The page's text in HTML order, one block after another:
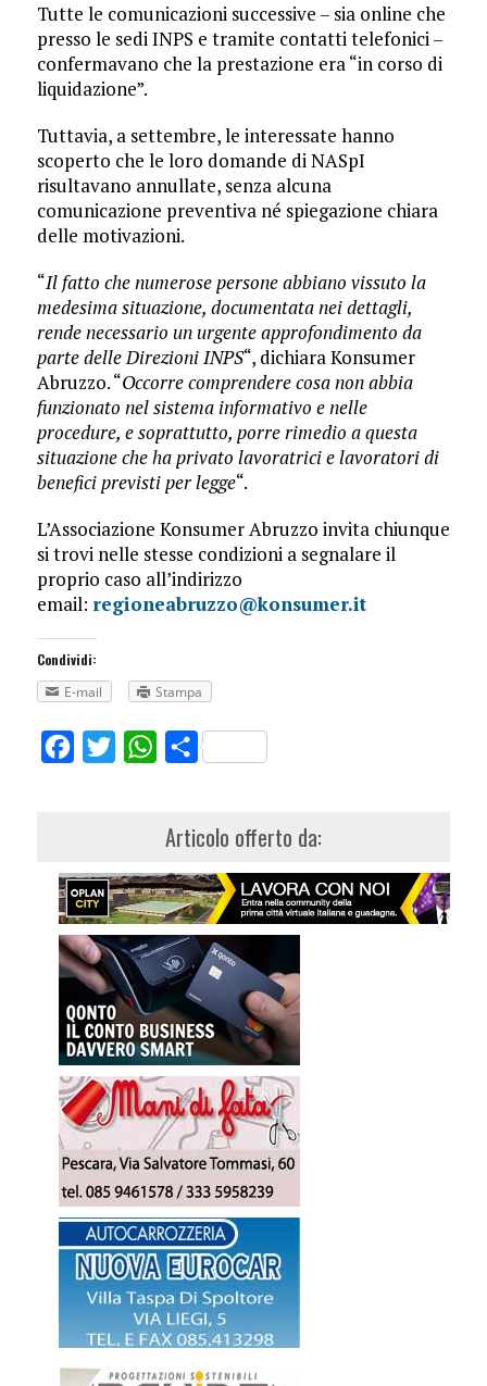
Tutte le comunicazioni successive – sia online che
presso le sedi INPS e tramite contatti telefonici –
confermavano che la prestazione era “in corso di
liquidazione”.
Tuttavia, a settembre, le interessate hanno
scoperto che le loro domande di NASpI
risultavano annullate, senza alcuna
comunicazione preventiva né spiegazione chiara
delle motivazioni.
“Il fatto che numerose persone abbiano vissuto la
medesima situazione, documentata nei dettagli,
rende necessario un urgente approfondimento da
parte delle Direzioni INPS“, dichiara Konsumer
Abruzzo. “Occorre comprendere cosa non abbia
funzionato nel sistema informativo e nelle
procedure, e soprattutto, porre rimedio a questa
situazione che ha privato lavoratrici e lavoratori di
benefici previsti per legge“.
L’Associazione Konsumer Abruzzo invita chiunque
si trovi nelle stesse condizioni a segnalare il
proprio caso all’indirizzo
email: regioneabruzzo@konsumer.it
Condividi:
E-mail
Stampa
FacebookTwitterWhatsApp
Share
Articolo offerto da: